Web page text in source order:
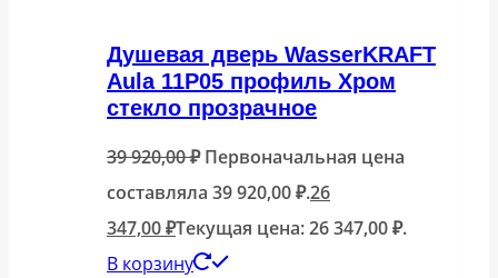
Душевая дверь WasserKRAFT
Aula 11P05 профиль Хром
стекло прозрачное
39 920,00₽ Первоначальная цена
составляла 39 920,00 ₽.26
347,00₽Текущая цена: 26 347,00 ₽.
В корзину